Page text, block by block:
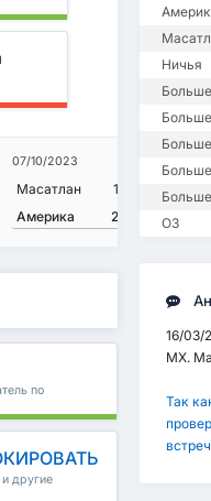
07/10/2023
Масатлан
1
Америка
2
по
другие
Ничья
ОЗ
16/03/
МХ.
Так